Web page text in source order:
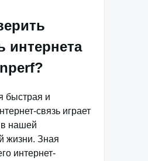
интернета
быстрая и
связь играет
нашей
жизни. Зная
интернет-